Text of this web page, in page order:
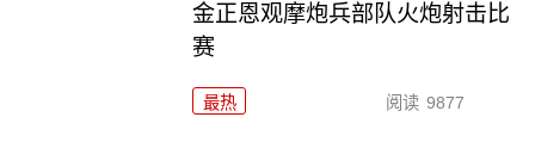
金正恩观摩炮兵部队火炮射击比
赛
最热 阅读 9877